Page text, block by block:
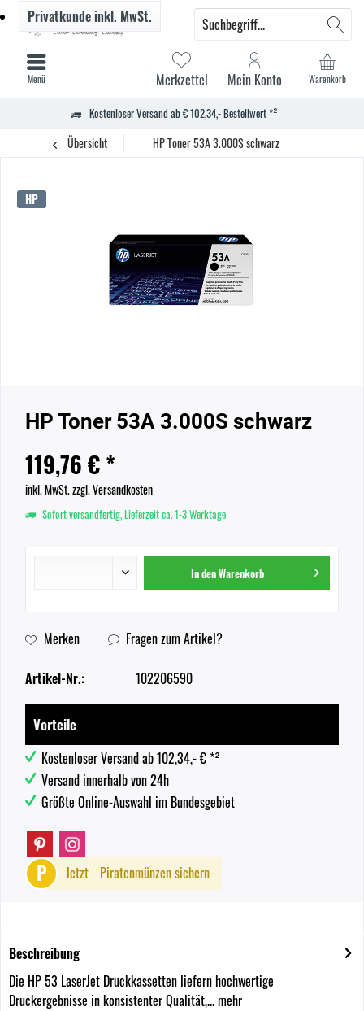
Kostenloser Versand ab € 102,34,- Bestellwert *²
Warenkorb
Merkzettel Mein Konto
Privatkundeinkl. MwSt.
Menü
Übersicht HP Toner 53A 3.000S schwarz
HP
HP Toner 53A 3.000S schwarz
119,76 € *
inkl. MwSt.zzgl. Versandkosten
Sofort versandfertig, Lieferzeit ca. 1-3 Werktage
In denWarenkorb
Merken Fragen zum Artikel?
Artikel-Nr.: 102206590
Vorteile
Kostenloser Versand ab 102,34,- € *²
Versand innerhalb von 24h
Größte Online-Auswahl im Bundesgebiet
P Jetzt Piratenmünzen sichern
Beschreibung
Die HP 53 LaserJet Druckkassetten liefern hochwertige
Druckergebnisse in konsistenter Qualität,...mehr